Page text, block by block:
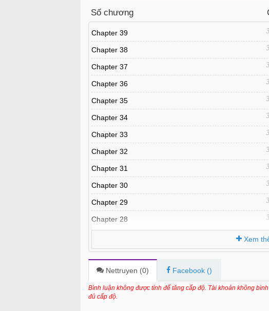
Số chương
Chapter 39
Chapter 38
Chapter 37
Chapter 36
Chapter 35
Chapter 34
Chapter 33
Chapter 32
Chapter 31
Chapter 30
Chapter 29
Chapter 28
Chapter 26
Chapter 25
Chapter 24
Xem
Nettruyen (0) Facebook ()
Bình luận không được tính để tăng cấp độ. Tài khoản không
đủ cấp độ.